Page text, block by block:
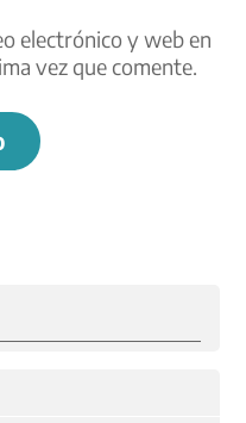
electrónico y web en
vez que comente.